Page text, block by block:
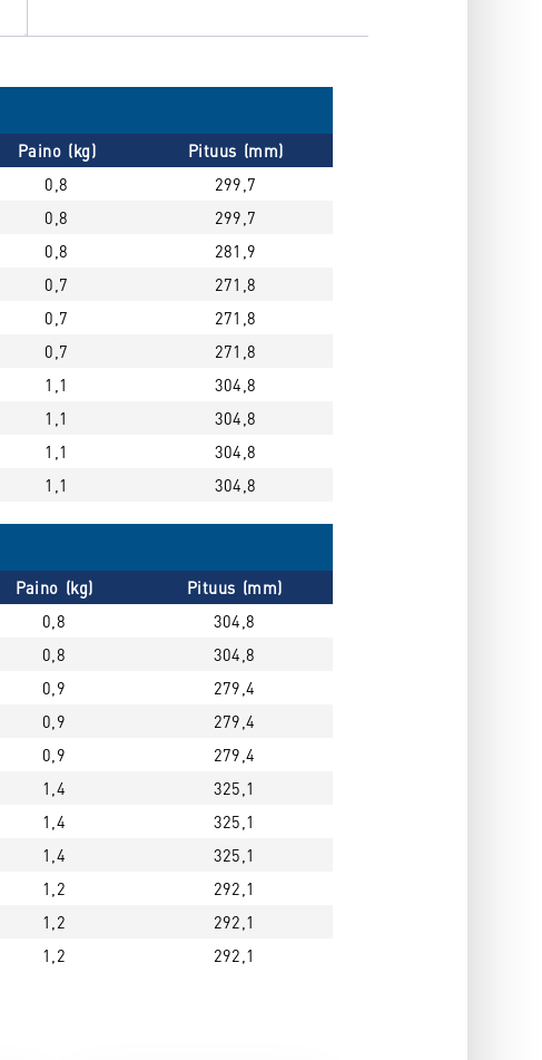
Paino (kg) Pituus (mm)
0,8 299,7
0,8 299,7
0,8 281,9
0,7 271,8
0,7 271,8
0,7 271,8
1,1 304,8
1,1 304,8
1,1 304,8
1,1 304,8
Paino (kg) Pituus (mm)
0,8 304,8
0,8 304,8
0,9 279,4
0,9 279,4
0,9 279,4
1,4 325,1
1,4 325,1
1,4 325,1
1,2 292,1
1,2 292,1
1,2 292,1